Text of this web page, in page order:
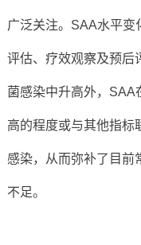
广泛关注。SAA水平变
评估、疗效观察及预后
菌感染中升高外，SAA
高的程度或与其他指标
感染，从而弥补了目前
不足。